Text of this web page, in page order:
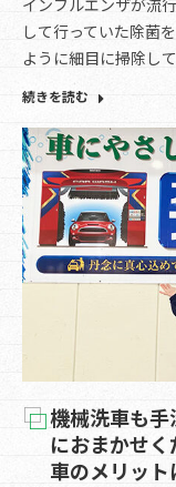
インフルエンザが流
して行っていた除菌
ように細目に掃除し
続きを読む
機械洗車も手
におまかせ
車のメリット